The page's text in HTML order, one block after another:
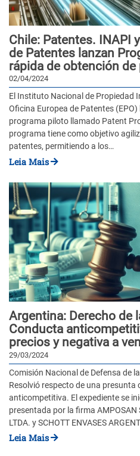
Chile: Patentes. INAPI
de Patentes lanzan
rápida de obtención de
02/04/2024
El Instituto Nacional de Propiedad
Oficina Europea de Patentes
programa piloto llamado Patent
programa tiene como objetivo
patentes, permitiendo a los…
Leia Mais
Argentina: Derecho de
Conducta
precios y negativa a
29/03/2024
Comisión Nacional de Defensa de
Resolvió respecto de una presunta
anticompetitiva. El expediente se
presentada por la firma AMPOSAN
LTDA. y SCHOTT ENVASES
Leia Mais